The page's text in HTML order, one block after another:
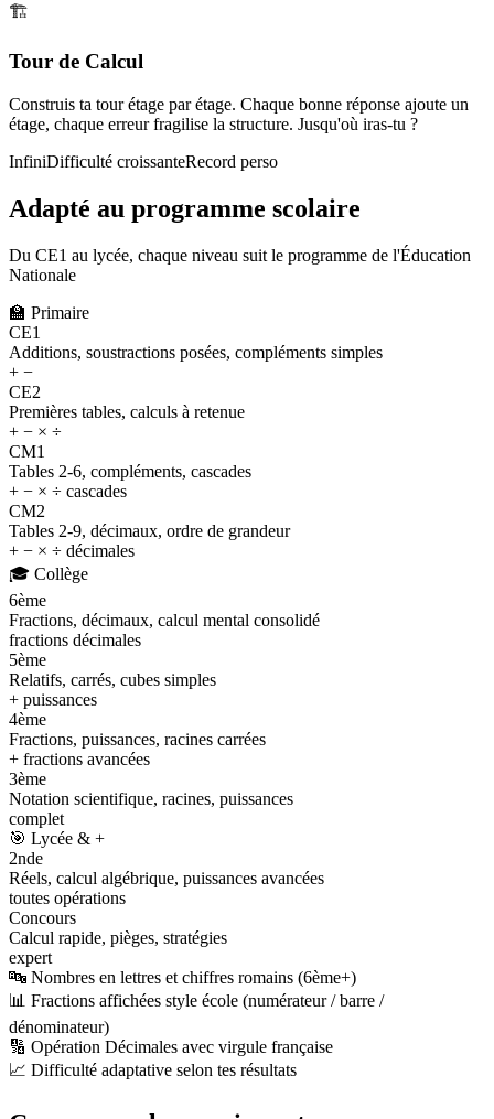
🏗️
Tour de Calcul
Construis ta tour étage par étage. Chaque bonne réponse ajoute un
étage, chaque erreur fragilise la structure. Jusqu'où iras-tu ?
InfiniDifficulté croissanteRecord perso
Adapté au programme scolaire
Du CE1 au lycée, chaque niveau suit le programme de l'Éducation
Nationale
🏫 Primaire
CE1
Additions, soustractions posées, compléments simples
+ −
CE2
Premières tables, calculs à retenue
+ − × ÷
CM1
Tables 2-6, compléments, cascades
+ − × ÷ cascades
CM2
Tables 2-9, décimaux, ordre de grandeur
+ − × ÷ décimales
🎓 Collège
6ème
Fractions, décimaux, calcul mental consolidé
fractions décimales
5ème
Relatifs, carrés, cubes simples
+ puissances
4ème
Fractions, puissances, racines carrées
+ fractions avancées
3ème
Notation scientifique, racines, puissances
complet
🎯 Lycée & +
2nde
Réels, calcul algébrique, puissances avancées
toutes opérations
Concours
Calcul rapide, pièges, stratégies
expert
🔤 Nombres en lettres et chiffres romains (6ème+)
📊 Fractions affichées style école (numérateur / barre /
dénominateur)
🔢 Opération Décimales avec virgule française
📈 Difficulté adaptative selon tes résultats